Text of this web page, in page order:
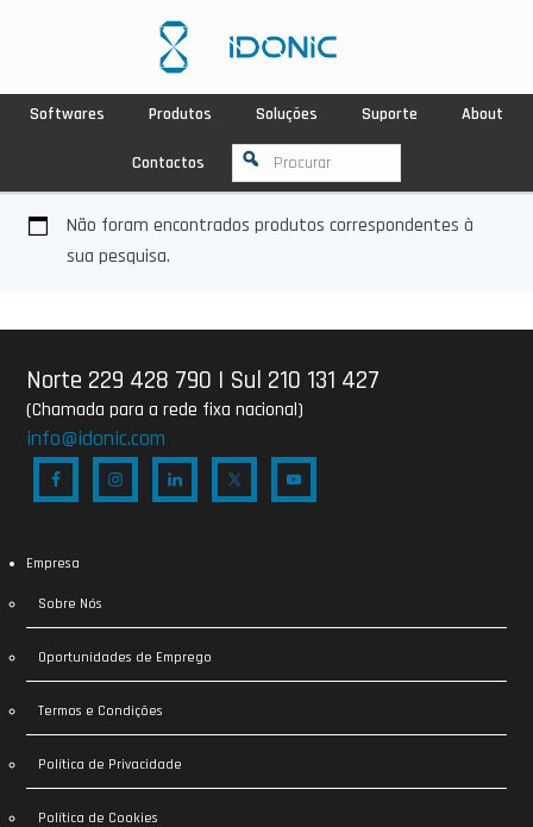
Softwares Produtos Soluções Suporte About
Contactos
Não foram encontrados produtos correspondentes à
sua pesquisa.
Norte 229 428 790 | Sul 210 131 427
(Chamada para a rede fixa nacional)
info@idonic.com
Empresa
Sobre Nós
Oportunidades de Emprego
Termos e Condições
Política de Privacidade
Política de Cookies